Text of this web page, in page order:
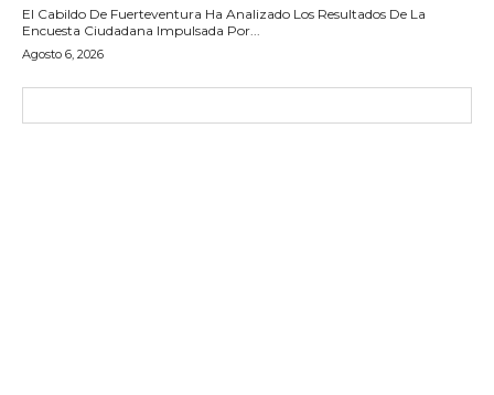
El Cabildo De Fuerteventura Ha Analizado Los Resultados De La
Encuesta Ciudadana Impulsada Por...
Agosto 6, 2026